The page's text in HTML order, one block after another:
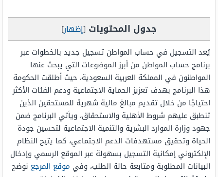
جدول المحتويات [إظهار]
يُعد التسجيل في حساب المواطن تسجيل جديد بالخطوات عبر
برنامج حساب المواطن من أبرز الموضوعات التي يبحث عنها
المواطنون في المملكة العربية السعودية، حيث أطلقت الحكومة
هذا البرنامج بهدف تعزيز الحماية الاجتماعية ودعم الفئات الأكثر
احتياجًا من خلال تقديم مبالغ مالية شهرية للمستحقين الذين
تنطبق عليهم شروط الأهلية والاستحقاق، ويأتي البرنامج ضمن
جهود وزارة الموارد البشرية والتنمية الاجتماعية لتحسين جودة
الحياة وتحقيق مستهدفات الدعم الاجتماعي، كما يتيح النظام
الإلكتروني إمكانية التسجيل بسهولة عبر الموقع الرسمي وإدخال
البيانات المطلوبة ومتابعة حالة الطلب، وفي موقع المرجع نوضح